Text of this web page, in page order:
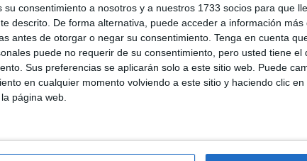
su consentimiento a nosotros y a nuestros 1733 socios para que
descrito. De forma alternativa, puede acceder a información
antes de otorgar o negar su consentimiento. Tenga en cuenta
puede no requerir de su consentimiento, pero usted tiene el
Sus preferencias se aplicarán solo a este sitio web. Puede
en cualquier momento volviendo a este sitio y haciendo clic
página web.
de
HACE 4 HORAS